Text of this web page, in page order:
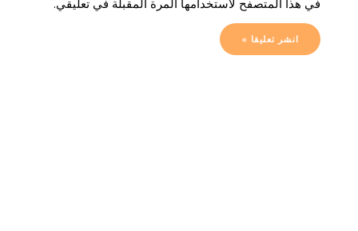
في هذا المتصفح لاستخدامها المرة المقبلة في تعليقي.